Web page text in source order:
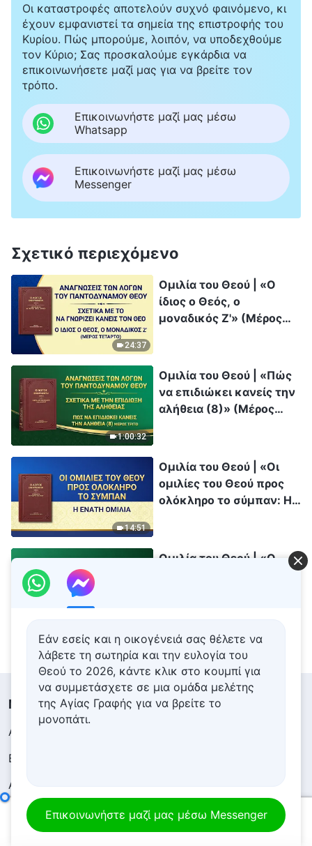
Οι καταστροφές αποτελούν συχνό φαινόμενο, κι
έχουν εμφανιστεί τα σημεία της επιστροφής του
Κυρίου. Πώς μπορούμε, λοιπόν, να υποδεχθούμε
τον Κύριο; Σας προσκαλούμε εγκάρδια να
επικοινωνήσετε μαζί μας για να βρείτε τον
τρόπο.
Επικοινωνήστε μαζί μας μέσω
Whatsapp
Επικοινωνήστε μαζί μας μέσω
Messenger
Σχετικό περιεχόμενο
24:37
Ομιλία του Θεού | «Ο
ίδιος ο Θεός, ο
μοναδικός Ζ'» (Μέρος
1:00:32
Ομιλία του Θεού | «Πώς
να επιδιώκει κανείς την
αλήθεια (8)» (Μέρος
14:51
Ομιλία του Θεού | «Οι
ομιλίες του Θεού προς
ολόκληρο το σύμπαν: Η
Ομιλία του Θεού | «Ο
Θεός και ο άνθρωπος θα
Μενού
Αρχική
Βίντεο
Αναγνώσεις
Συναναστροφή
Μαρτυρίες
Έκθεση εικόνων
Εάν εσείς και η οικογένειά σας θέλετε να
λάβετε τη σωτηρία και την ευλογία του
Θεού το 2026, κάντε κλικ στο κουμπί για
να συμμετάσχετε σε μια ομάδα μελέτης
της Αγίας Γραφής για να βρείτε το
μονοπάτι.
Επικοινωνήστε μαζί μας μέσω Messenger